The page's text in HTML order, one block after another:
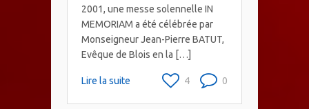
2001, une messe solennelle IN
MEMORIAM a été célébrée par
Monseigneur Jean-Pierre BATUT,
Evêque de Blois en la […]
Lire la suite 0
4